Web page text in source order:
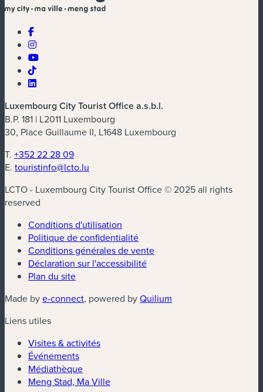
Luxembourg City Tourist Office a.s.b.l.
B.P. 181 | L2011 Luxembourg
30, Place Guillaume II, L1648 Luxembourg
T. +352 22 28 09
E. touristinfo@lcto.lu
LCTO - Luxembourg City Tourist Office © 2025 all rights
reserved
Conditions d'utilisation
Politique de confidentialité
Conditions générales de vente
Déclaration sur l'accessibilité
Plan du site
Made bye-connect, powered byQuilium
Liens utiles
Visites & activités
Événements
Médiathèque
Meng Stad, Ma Ville